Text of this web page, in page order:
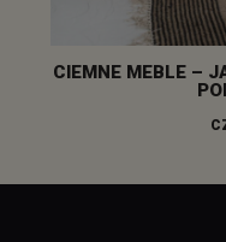
CIEMNE MEBLE –